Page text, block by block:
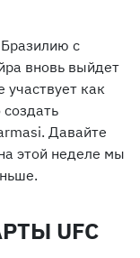
с
вновь выйдет
участвует как
Давайте
этой неделе мы
UFC